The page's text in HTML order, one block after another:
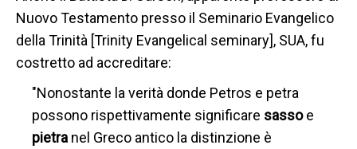
Nuovo Testamento presso il Seminario Evangelico
della Trinità [Trinity Evangelical seminary], SUA, fu
costretto ad accreditare:
"Nonostante la verità donde Petros e petra
possono rispettivamente significare sassoe
pietra nel Greco antico la distinzione è